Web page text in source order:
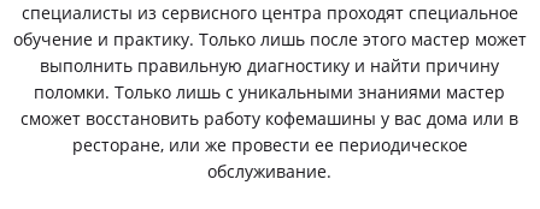
специалисты из сервисного центра проходят специальное
обучение и практику. Только лишь после этого мастер может
выполнить правильную диагностику и найти причину
поломки. Только лишь с уникальными знаниями мастер
сможет восстановить работу кофемашины у вас дома или в
ресторане, или же провести ее периодическое
обслуживание.